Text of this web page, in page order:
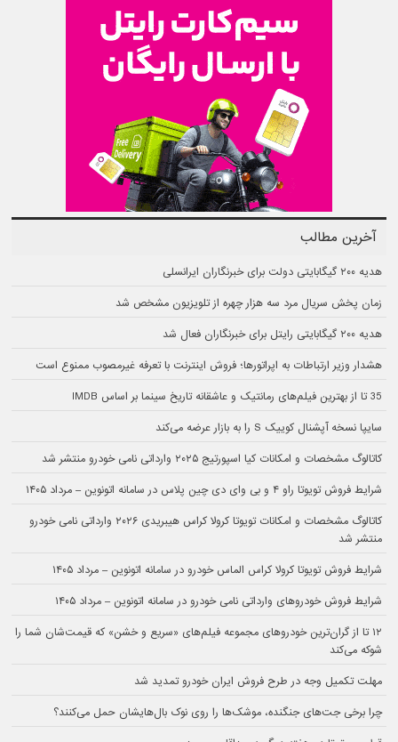
آخرین مطالب
هدیه ۲۰۰ گیگابایتی دولت برای خبرنگاران ایرانسلی
زمان پخش سریال مرد سه هزار چهره از تلویزیون مشخص شد
هدیه ۲۰۰ گیگابایتی رایتل برای خبرنگاران فعال شد
هشدار وزیر ارتباطات به اپراتورها؛ فروش اینترنت با تعرفه غیرمصوب ممنوع است
35 تا از بهترین فیلم‌های رمانتیک و عاشقانه تاریخ سینما بر اساس IMDB
سایپا نسخه آپشنال کوییک S را به بازار عرضه می‌کند
کاتالوگ مشخصات و امکانات کیا اسپورتیج ۲۰۲۵ وارداتی نامی خودرو منتشر شد
شرایط فروش تویوتا راو ۴ و بی وای دی چین پلاس در سامانه اتونوین – مرداد ۱۴۰۵
کاتالوگ مشخصات و امکانات تویوتا کرولا کراس هیبریدی ۲۰۲۶ وارداتی نامی خودرو
منتشر شد
شرایط فروش تویوتا کرولا کراس الماس خودرو در سامانه اتونوین – مرداد ۱۴۰۵
شرایط فروش خودروهای وارداتی نامی خودرو در سامانه اتونوین – مرداد ۱۴۰۵
۱۲ تا از گران‌ترین خودروهای مجموعه فیلم‌های «سریع و خشن» که قیمت‌شان شما را
شوکه می‌کند
مهلت تکمیل وجه در طرح فروش ایران خودرو تمدید شد
چرا برخی جت‌های جنگنده، موشک‌ها را روی نوک بال‌هایشان حمل می‌کنند؟